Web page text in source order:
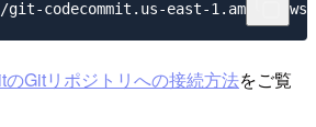
Gitリポジトリへの接続方法をご覧